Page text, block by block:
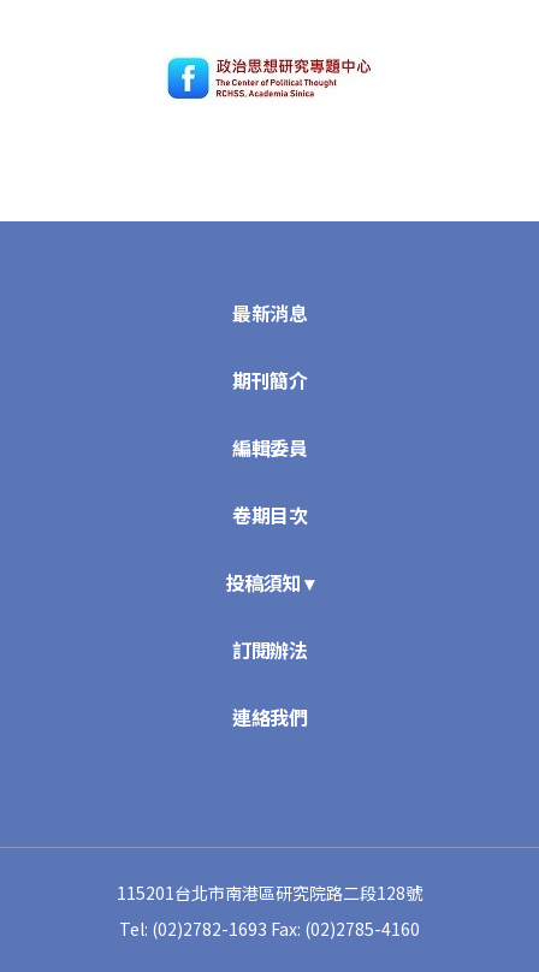
最新消息
期刊簡介
編輯委員
卷期目次
投稿須知 ▾
訂閱辦法
連絡我們
115201台北市南港區研究院路二段128號
Tel: (02)2782-1693 Fax: (02)2785-4160